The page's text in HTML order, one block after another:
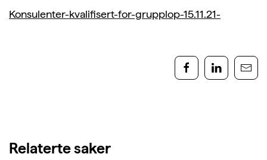
Konsulenter-kvalifisert-for-grupplop-15.11.21-
Relaterte saker